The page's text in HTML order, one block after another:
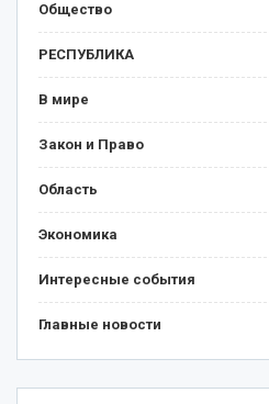
Общество
РЕСПУБЛИКА
В мире
Закон и Право
Область
Экономика
Интересные события
Главные новости